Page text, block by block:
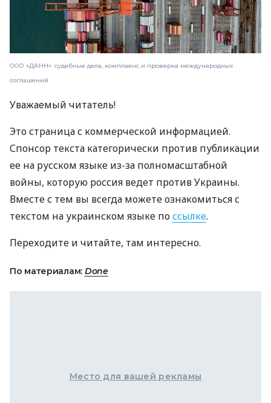
ООО «ДАНН»: судебные дела, комплаенс и проверка международных
соглашений
Уважаемый читатель!
Это страница с коммерческой информацией.
Спонсор текста категорически против публикации
ее на русском языке из-за полномасштабной
войны, которую россия ведет против Украины.
Вместе с тем вы всегда можете ознакомиться с
текстом на украинском языке поссылке.
Переходите и читайте, там интересно.
По материалам: Done
Место для вашей рекламы